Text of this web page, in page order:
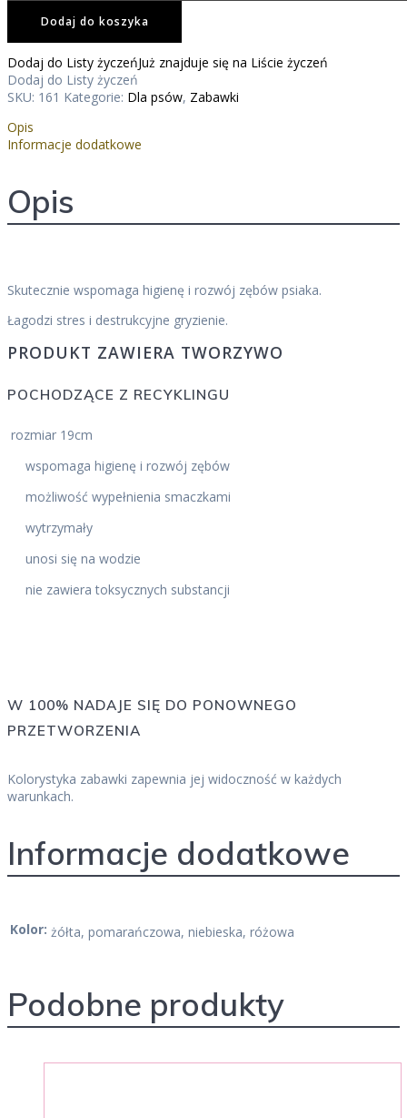
Dodaj do koszyka
Dodaj do Listy życzeńJuż znajduje się na Liście życzeń
Dodaj do Listy życzeń
SKU: 161 Kategorie: Dla psów, Zabawki
Opis
Informacje dodatkowe
Opis
Skutecznie wspomaga higienę i rozwój zębów psiaka.
Łagodzi stres i destrukcyjne gryzienie.
PRODUKT ZAWIERA TWORZYWO
POCHODZĄCE Z RECYKLINGU
rozmiar 19cm
wspomaga higienę i rozwój zębów
możliwość wypełnienia smaczkami
wytrzymały
unosi się na wodzie
nie zawiera toksycznych substancji
W 100% NADAJE SIĘ DO PONOWNEGO
PRZETWORZENIA
Kolorystyka zabawki zapewnia jej widoczność w każdych
warunkach.
Informacje dodatkowe
Kolor: żółta, pomarańczowa, niebieska, różowa
Podobne produkty